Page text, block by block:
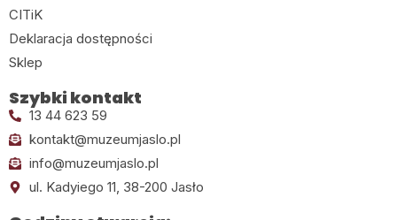
CITiK
Deklaracja dostępności
Sklep
Szybki kontakt
13 44 623 59
kontakt@muzeumjaslo.pl
info@muzeumjaslo.pl
ul. Kadyiego 11, 38-200 Jasło